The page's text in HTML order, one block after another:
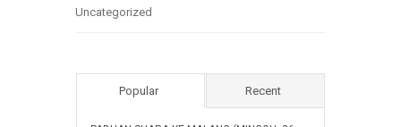
Uncategorized
Popular Recent